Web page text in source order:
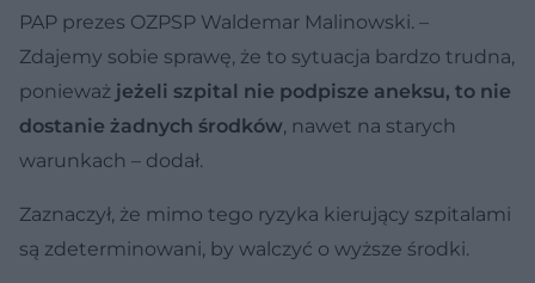
PAP prezes OZPSP Waldemar Malinowski. –
Zdajemy sobie sprawę, że to sytuacja bardzo trudna,
ponieważ jeżeli szpital nie podpisze aneksu, to nie
dostanie żadnych środków, nawet na starych
warunkach – dodał.
Zaznaczył, że mimo tego ryzyka kierujący szpitalami
są zdeterminowani, by walczyć o wyższe środki.